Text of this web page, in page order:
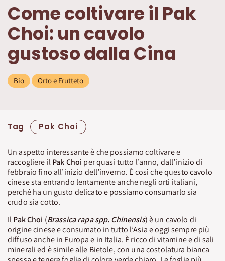
Come coltivare il Pak
Choi: un cavolo
gustoso dalla Cina
Bio Orto e Frutteto
Tag Pak Choi
Un aspetto interessante è che possiamo coltivare e
raccogliere ilPak Choi per quasi tutto l’anno, dall’inizio di
febbraio fino all’inizio dell’inverno. È così che questo cavolo
cinese sta entrando lentamente anche negli orti italiani,
perché ha un gusto delicato e possiamo consumarlo sia
crudo sia cotto.
IlPak Choi (Brassica rapa spp. Chinensis) è un cavolo di
origine cinese e consumato in tutto l’Asia e oggi sempre più
diffuso anche in Europa e in Italia. È ricco di vitamine e di sali
minerali ed è simile alle Bietole, con una costolatura bianca